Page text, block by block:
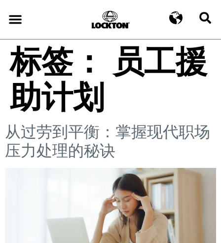
标签：
员工援
助计划
从过劳到平衡：掌握现代职场
压力处理的秘诀